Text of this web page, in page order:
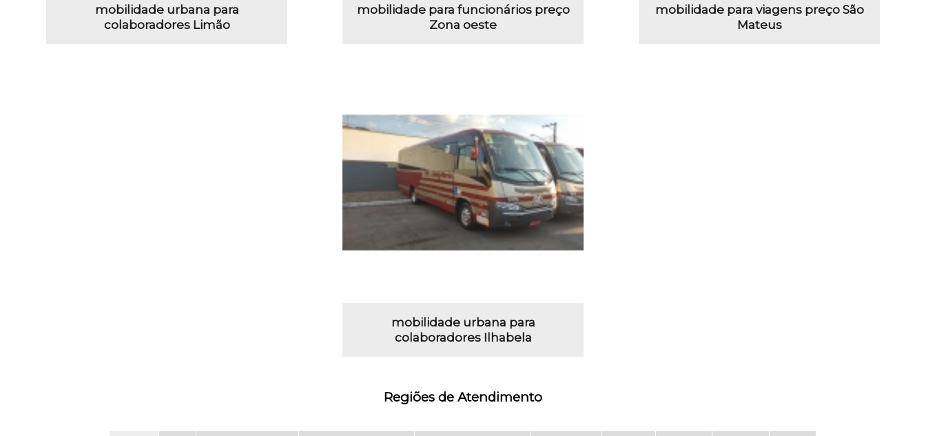
mobilidade urbana para
colaboradores Limão
mobilidade para funcionários preço
Zona oeste
mobilidade para viagens preço São
Mateus
mobilidade urbana para
colaboradores Ilhabela
Regiões de Atendimento